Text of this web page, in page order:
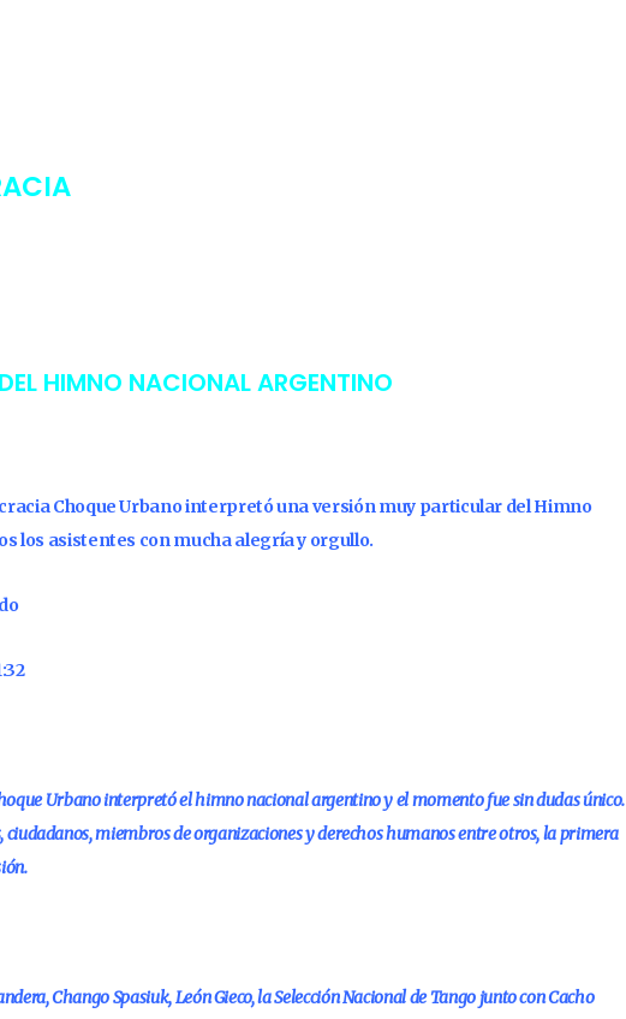
HIMNO NACIONAL ARGENTINO
Choque Urbano interpretó una versión muy particular del Himno
los asistentes con mucha alegría y orgullo.
Urbano interpretó el himno nacional argentino y el momento fue sin dudas único.
miembros de organizaciones y derechos humanos entre otros, la primera
Chango Spasiuk, León Gieco, la Selección Nacional de Tango junto con Cacho